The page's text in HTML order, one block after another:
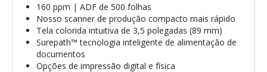
160 ppm | ADF de 500 folhas
Nosso scanner de produção compacto mais rápido
Tela colorida intuitiva de 3,5 polegadas (89 mm)
Surepath™ tecnologia inteligente de alimentação de
documentos
Opções de impressão digital e física